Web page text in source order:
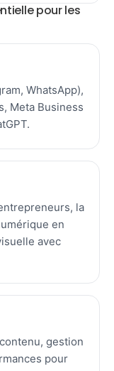
pour les
WhatsApp),
Meta Business
la
en
avec
gestion
pour